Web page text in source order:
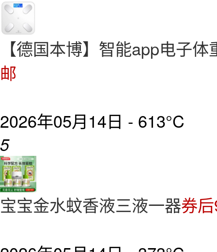
【德国本博】智能app电子
邮
2026年05月14日 - 613°C
5
宝宝金水蚊香液三液一器券